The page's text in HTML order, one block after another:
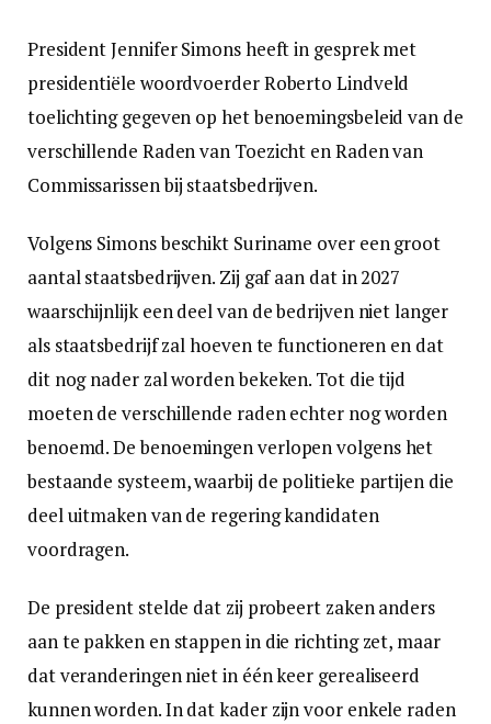
President Jennifer Simons heeft in gesprek met
presidentiële woordvoerder Roberto Lindveld
toelichting gegeven op het benoemingsbeleid van de
verschillende Raden van Toezicht en Raden van
Commissarissen bij staatsbedrijven.
Volgens Simons beschikt Suriname over een groot
aantal staatsbedrijven. Zij gaf aan dat in 2027
waarschijnlijk een deel van de bedrijven niet langer
als staatsbedrijf zal hoeven te functioneren en dat
dit nog nader zal worden bekeken. Tot die tijd
moeten de verschillende raden echter nog worden
benoemd. De benoemingen verlopen volgens het
bestaande systeem, waarbij de politieke partijen die
deel uitmaken van de regering kandidaten
voordragen.
De president stelde dat zij probeert zaken anders
aan te pakken en stappen in die richting zet, maar
dat veranderingen niet in één keer gerealiseerd
kunnen worden. In dat kader zijn voor enkele raden